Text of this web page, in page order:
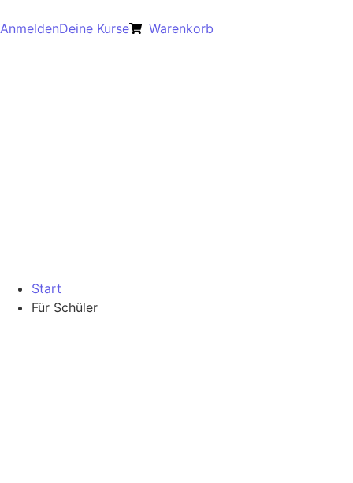
AnmeldenDeine Kurse Warenkorb
Start
Für Schüler